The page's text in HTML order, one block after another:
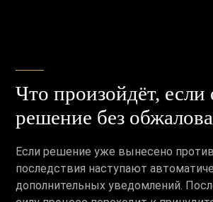
Что произойдёт, если
решение без
Если решение уже вынесено
последствия наступают
дополнительных уведомлений.